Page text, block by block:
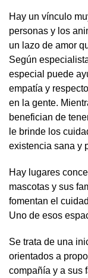
Hay un vínculo
personas y los
un lazo de amor
Según
especial puede
empatía y
en la gente.
benefician de
le brinde los
existencia sana y
Hay lugares
mascotas y sus
fomentan el
Uno de esos
Se trata de una
orientados a
compañía y a sus